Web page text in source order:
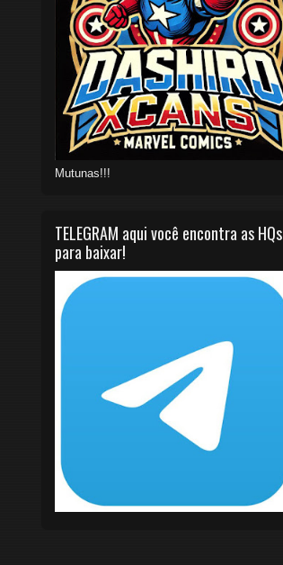
Mutunas!!!
TELEGRAM aqui você encontra as HQs
para baixar!